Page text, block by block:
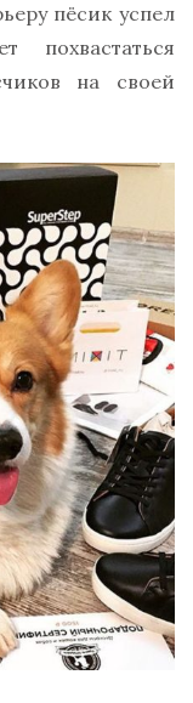
пёсик успел
на своей